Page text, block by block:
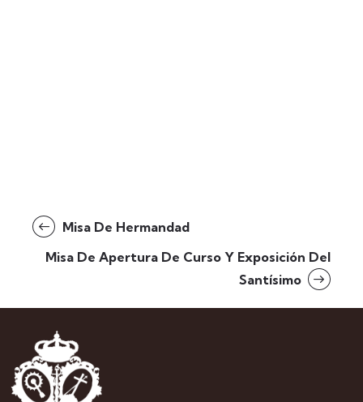
Misa De Hermandad
Misa De Apertura De Curso Y Exposición Del
Santísimo